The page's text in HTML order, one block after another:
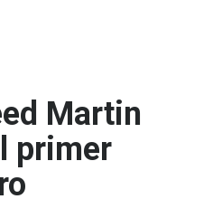
Martin
primer